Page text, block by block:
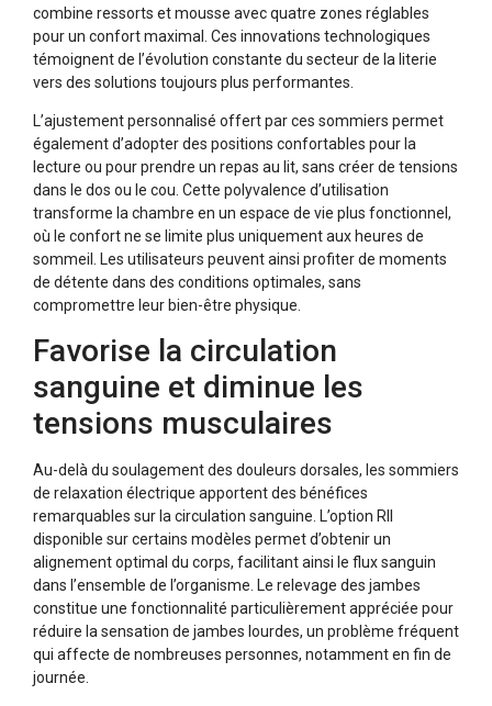
combine ressorts et mousse avec quatre zones réglables
pour un confort maximal. Ces innovations technologiques
témoignent de l’évolution constante du secteur de la literie
vers des solutions toujours plus performantes.
L’ajustement personnalisé offert par ces sommiers permet
également d’adopter des positions confortables pour la
lecture ou pour prendre un repas au lit, sans créer de tensions
dans le dos ou le cou. Cette polyvalence d’utilisation
transforme la chambre en un espace de vie plus fonctionnel,
où le confort ne se limite plus uniquement aux heures de
sommeil. Les utilisateurs peuvent ainsi profiter de moments
de détente dans des conditions optimales, sans
compromettre leur bien-être physique.
Favorise la circulation
sanguine et diminue les
tensions musculaires
Au-delà du soulagement des douleurs dorsales, les sommiers
de relaxation électrique apportent des bénéfices
remarquables sur la circulation sanguine. L’option RII
disponible sur certains modèles permet d’obtenir un
alignement optimal du corps, facilitant ainsi le flux sanguin
dans l’ensemble de l’organisme. Le relevage des jambes
constitue une fonctionnalité particulièrement appréciée pour
réduire la sensation de jambes lourdes, un problème fréquent
qui affecte de nombreuses personnes, notamment en fin de
journée.